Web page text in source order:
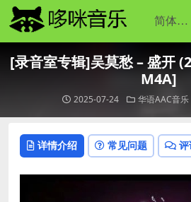
[录音室专辑]吴莫愁 – 盛开
M4A]
2025-07-24 华语AAC音乐
详情介绍 常见问题 评